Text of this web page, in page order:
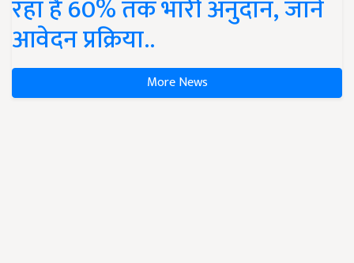
रहा है 60% तक भारी अनुदान, जानें
आवेदन प्रक्रिया..
More News